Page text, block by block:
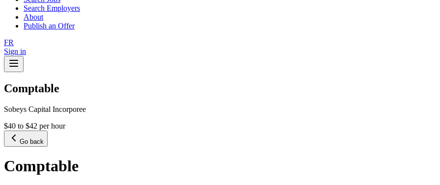
Search Employers
About
Publish an Offer
FR
Sign in
Comptable
Sobeys Capital Incorporee
$40 to $42 per hour
Go back
Comptable